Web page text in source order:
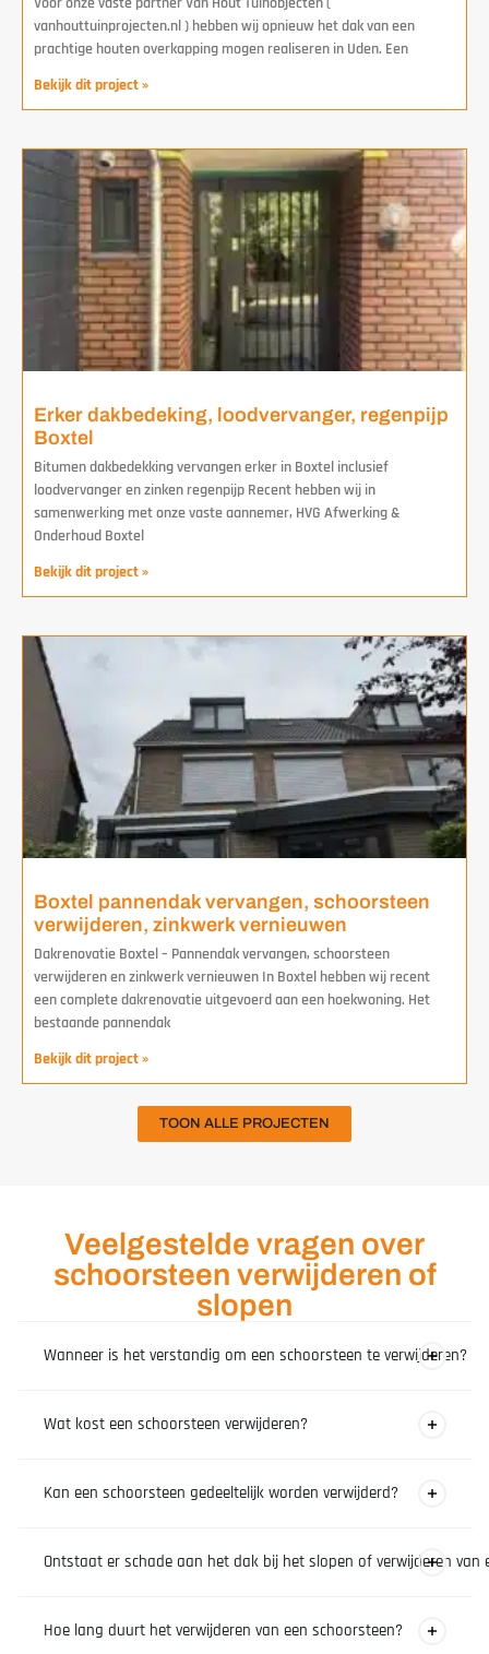
vanhouttuinprojecten.nl ) hebben wij opnieuw het dak van een
prachtige houten overkapping mogen realiseren in Uden. Een
Bekijk dit project »
Erker dakbedeking, loodvervanger, regenpijp
Boxtel
Bitumen dakbedekking vervangen erker in Boxtel inclusief
loodvervanger en zinken regenpijp Recent hebben wij in
samenwerking met onze vaste aannemer, HVG Afwerking &
Onderhoud Boxtel
Bekijk dit project »
Boxtel pannendak vervangen, schoorsteen
verwijderen, zinkwerk vernieuwen
Dakrenovatie Boxtel – Pannendak vervangen, schoorsteen
verwijderen en zinkwerk vernieuwen In Boxtel hebben wij recent
een complete dakrenovatie uitgevoerd aan een hoekwoning. Het
bestaande pannendak
Bekijk dit project »
TOON ALLE PROJECTEN
Veelgestelde vragen over
schoorsteen verwijderen of
slopen
Wanneer is het verstandig om een schoorsteen te verwijderen?
veroorzaakt of in slechte staat verkeert.
Wat kost een schoorsteen verwijderen?
de benodigde herstelwerkzaamheden aan het dak.
Kan een schoorsteen gedeeltelijk worden verwijderd?
het dak verwijderd.
Ontstaat er schade aan het dak bij het slopen of verwijderen van
uitgevoerd wordt het dak na verwijdering professioneel
Hoe lang duurt het verwijderen van een schoorsteen?